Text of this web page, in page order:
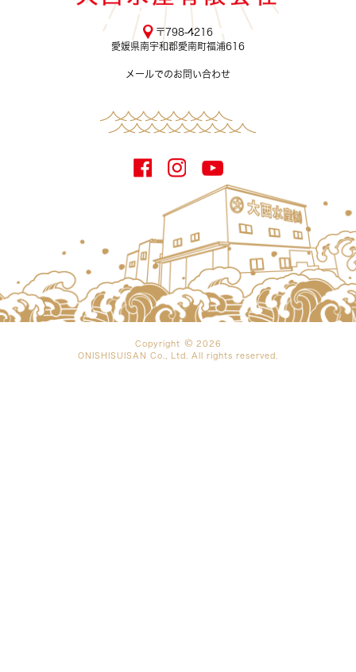
〒798-4216
愛媛県南宇和郡愛南町福浦616
メールでのお問い合わせ
Copyright
2026
ONISHISUISAN Co., Ltd. All rights reserved.